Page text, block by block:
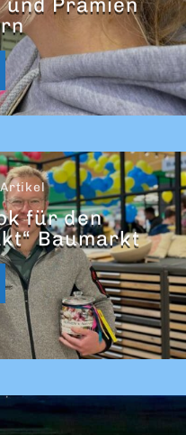
und Prämien
für den
Baumarkt